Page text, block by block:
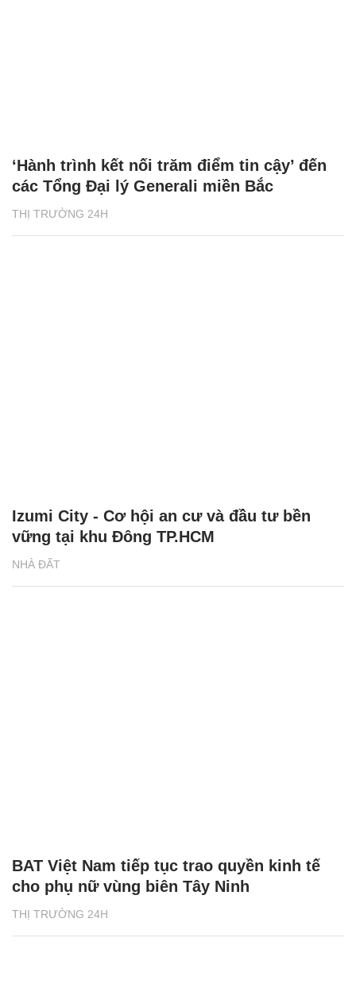
THỊ TRƯỜNG 24H
‘Hành trình kết nối trăm điểm tin cậy’ đến
các Tổng Đại lý Generali miền Bắc
NHÀ ĐẤT
Izumi City - Cơ hội an cư và đầu tư bền
vững tại khu Đông TP.HCM
THỊ TRƯỜNG 24H
BAT Việt Nam tiếp tục trao quyền kinh tế
cho phụ nữ vùng biên Tây Ninh